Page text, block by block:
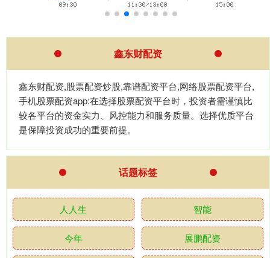
鑫东财配资
鑫东财配资,股票配资炒股,靠谱配资平台,网络股票配资平台,
手机股票配资app:在选择股票配资平台时，投资者需谨慎比
较各平台的资金实力、风控能力和服务质量。选择优质平台
是保障投资成功的重要前提。
话题标签
人人生 智能
今年 展鹏配资